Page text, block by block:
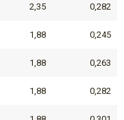
2,35 0,282
1,88 0,245
1,88 0,263
1,88 0,282